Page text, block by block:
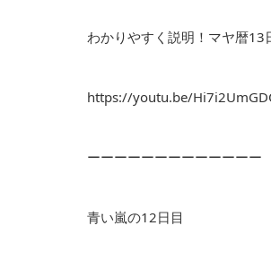
わかりやすく説明！マヤ暦13
https://youtu.be/
ーーーーーーーーーーーーー
青い嵐の12日目